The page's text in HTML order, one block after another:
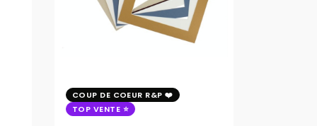
COUP DE COEUR R&P
TOP VENTE